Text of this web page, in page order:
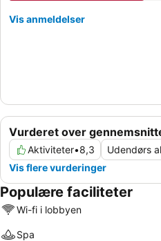
Vurderet over
Aktiviteter•8,3 Udendørs
Vis flere vurderinger
Vis anmeldelser
Populære faciliteter
Wi-fi i lobbyen
Spa